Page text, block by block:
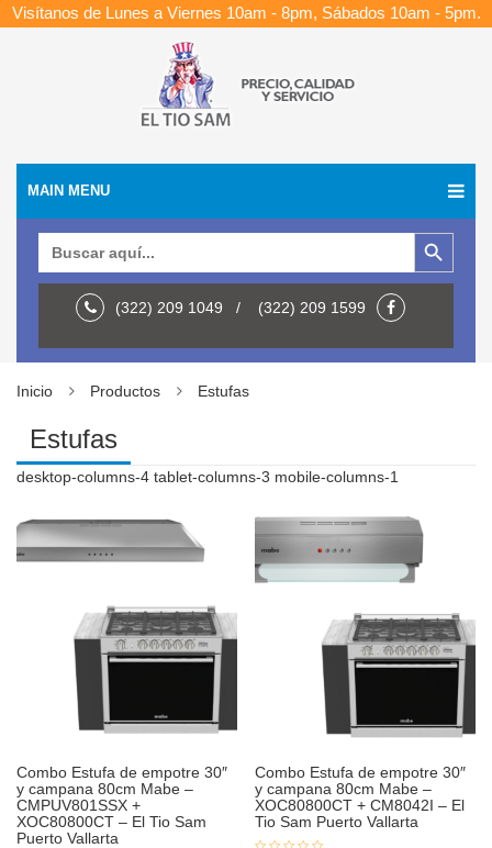
Visítanos de Lunes a Viernes 10am - 8pm, Sábados 10am - 5pm.
MAIN MENU
Botón de búsqueda
(322) 209 1049 / (322) 209 1599
Inicio Productos Estufas
Estufas
desktop-columns-4 tablet-columns-3 mobile-columns-1
Combo Estufa de empotre 30″
y campana 80cm Mabe –
CMPUV801SSX +
XOC80800CT – El Tio Sam
Puerto Vallarta
Combo Estufa de empotre 30″
y campana 80cm Mabe –
XOC80800CT + CM8042I – El
Tio Sam Puerto Vallarta